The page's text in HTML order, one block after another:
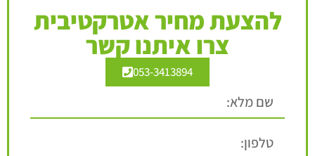
להצעת מחיר אטרקטיבית
צרו איתנו קשר
053-3413894